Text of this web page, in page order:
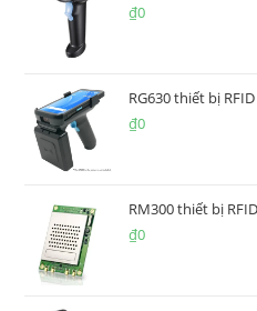
₫0
RG630 thiết bị RFID
₫0
RM300 thiết bị RFID
₫0